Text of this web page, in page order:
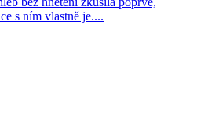
s ním vlastně je....